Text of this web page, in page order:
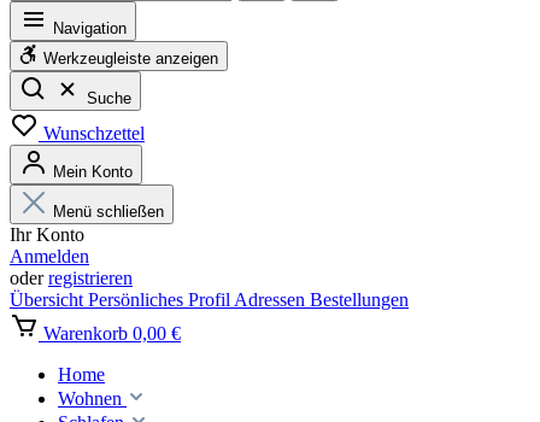
Navigation
Werkzeugleiste anzeigen
Suche
Wunschzettel
Mein Konto
Menü schließen
Ihr Konto
Anmelden
oderregistrieren
Übersicht Persönliches Profil Adressen Bestellungen
Warenkorb 0,00 €
Home
Wohnen